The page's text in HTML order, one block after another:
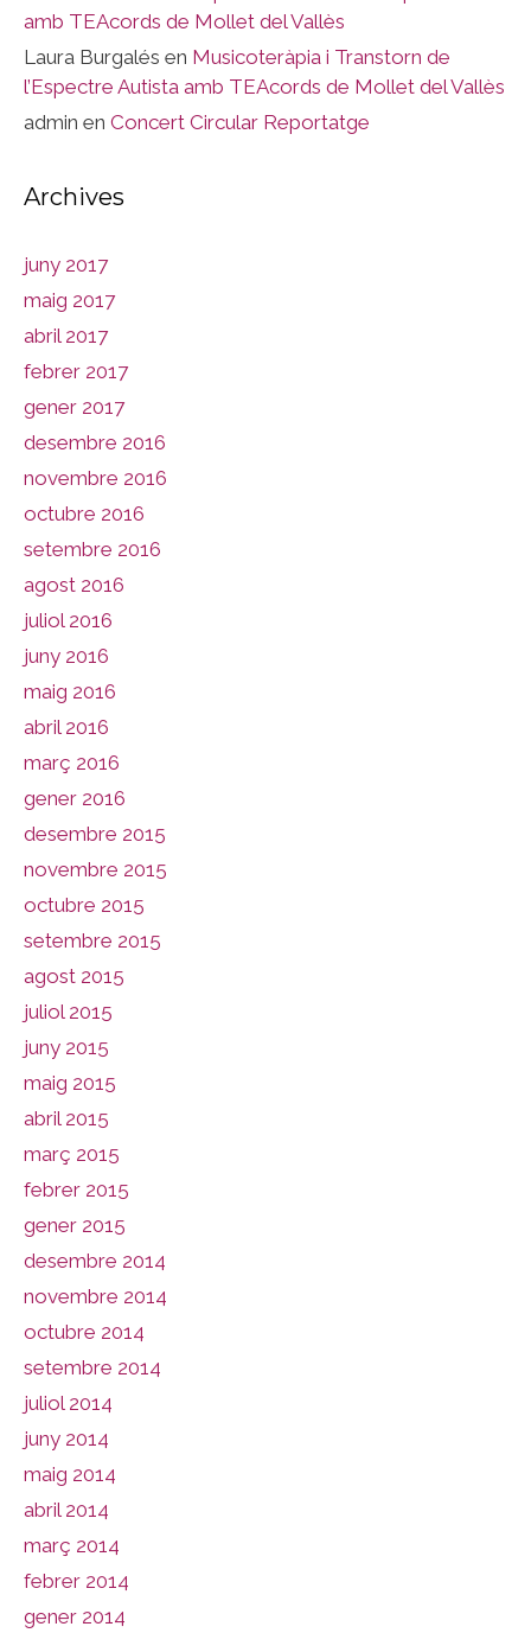
amb TEAcords de Mollet del Vallès
Laura Burgalés en Musicoteràpia i Transtorn de
l’Espectre Autista amb TEAcords de Mollet del Vallès
admin en Concert Circular Reportatge
Archives
juny 2017
maig 2017
abril 2017
febrer 2017
gener 2017
desembre 2016
novembre 2016
octubre 2016
setembre 2016
agost 2016
juliol 2016
juny 2016
maig 2016
abril 2016
març 2016
gener 2016
desembre 2015
novembre 2015
octubre 2015
setembre 2015
agost 2015
juliol 2015
juny 2015
maig 2015
abril 2015
març 2015
febrer 2015
gener 2015
desembre 2014
novembre 2014
octubre 2014
setembre 2014
juliol 2014
juny 2014
maig 2014
abril 2014
març 2014
febrer 2014
gener 2014